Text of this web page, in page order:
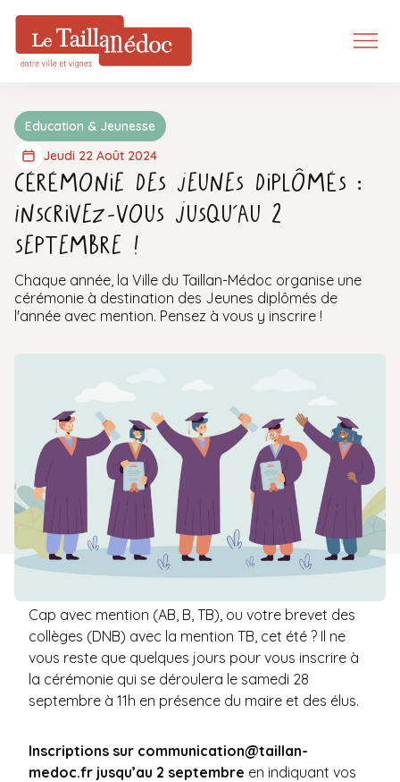
Education & Jeunesse
Jeudi 22 Août 2024
Cérémonie des Jeunes diplômés :
Inscrivez-vous jusqu’au 2
septembre !
Chaque année, la Ville du Taillan-Médoc organise une
cérémonie à destination des Jeunes diplômés de
l'année avec mention. Pensez à vous y inscrire !
Cap avec mention (AB, B, TB), ou votre brevet des
collèges (DNB) avec la mention TB, cet été ? Il ne
vous reste que quelques jours pour vous inscrire à
la cérémonie qui se déroulera le samedi 28
septembre à 11h en présence du maire et des élus.
Inscriptions sur communication@taillan-
medoc.fr jusqu’au 2 septembre en indiquant vos